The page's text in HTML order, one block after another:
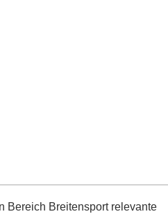
Bereich Breitensport relevante